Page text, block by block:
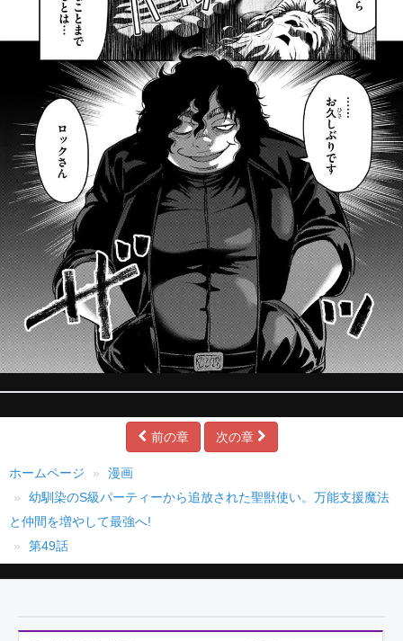
前の章 次の章
ホームページ
漫画
幼馴染のS級パーティーから追放された聖獣使い。万能支援魔法
と仲間を増やして最強へ!
第49話